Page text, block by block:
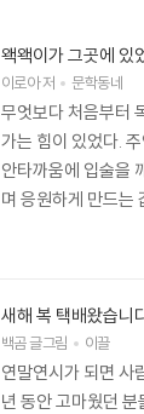
왝왝이가 그곳에 있
이로아저 문학동네
무엇보다 처음부터
가는 힘이 있었다.
안타까움에 입술을
며 응원하게 만드는
새해 복 택배왔습니
백곰글그림 이끌
연말연시가 되면 사
년 동안 고마웠던